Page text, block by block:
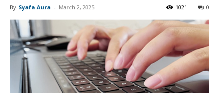
By Syafa Aura - March 2, 2025 0
1021